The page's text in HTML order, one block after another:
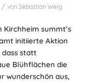
/ von Sebastian Weig
summt’s
initiierte Aktion
dass statt
Blühflächen die
wunderschön aus,